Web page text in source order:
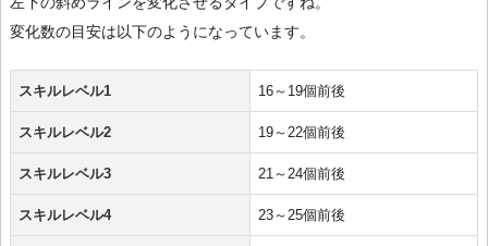
変化数の目安は以下のようになっています。
スキルレベル1 16～19個前後
スキルレベル2 19～22個前後
スキルレベル3 21～24個前後
スキルレベル4 23～25個前後